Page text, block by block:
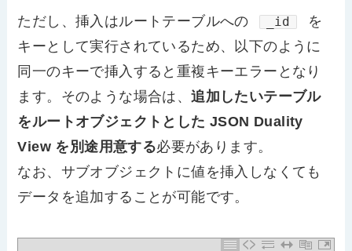
ただし、挿入はルートテーブルへの _id
を
キーとして実行されているため、以下のように
同一のキーで挿入すると重複キーエラーとなり
ます。そのような場合は、追加したいテーブル
をルートオブジェクトとした JSON Duality
View を別途用意する必要があります。
なお、サブオブジェクトに値を挿入しなくても
データを追加することが可能です。